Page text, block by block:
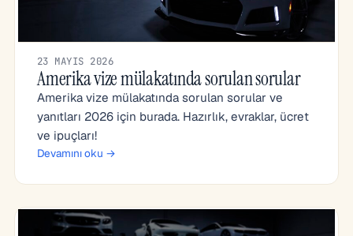
23 MAYIS 2026
Amerika vize mülakatında sorulan sorular
Amerika vize mülakatında sorulan sorular ve
yanıtları 2026 için burada. Hazırlık, evraklar, ücret
ve ipuçları!
Devamını oku →